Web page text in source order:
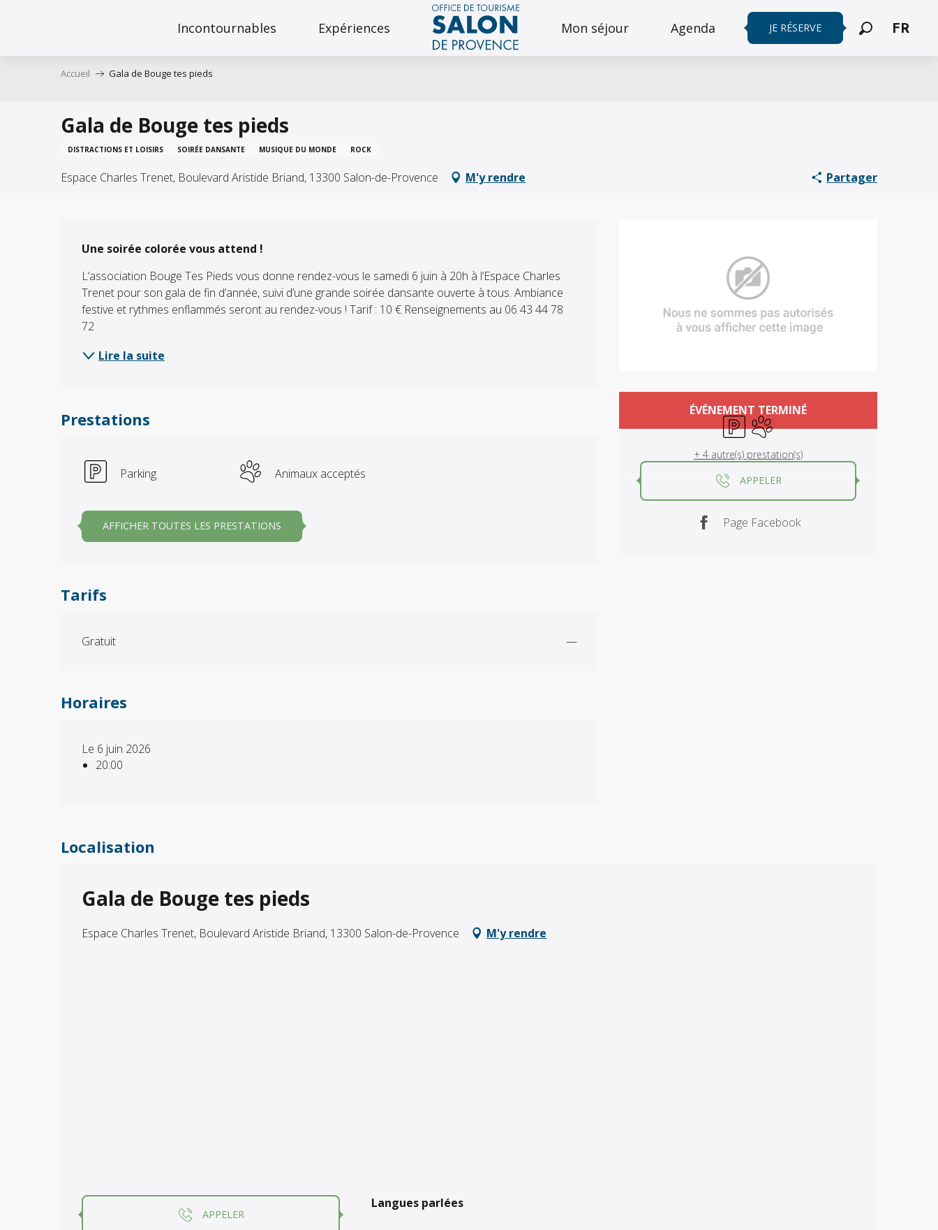
principal
Incontournables Expériences Mon séjour Agenda
Recherche
FR
JE RÉSERVE
Accueil Gala de Bouge tes pieds
Gala de Bouge tes pieds
DISTRACTIONS ET LOISIRS SOIRÉE DANSANTE MUSIQUE DU MONDE ROCK
Espace Charles Trenet, Boulevard Aristide Briand, 13300 Salon-de-Provence M'y rendre Partager
Ouverture et coordonnées
ÉVÉNEMENT TERMINÉ
ParkingAnimaux acceptés
+ 4 autre(s) prestation(s)
APPELER
Page Facebook
Une soirée colorée vous attend !
L’association Bouge Tes Pieds vous donne rendez-vous le samedi 6 juin à 20h à l’Espace Charles
Trenet pour son gala de fin d’année, suivi d’une grande soirée dansante ouverte à tous. Ambiance
festive et rythmes enflammés seront au rendez-vous ! Tarif : 10 € Renseignements au 06 43 44 78
72
Lire la suite
Prestations
Parking Animaux acceptés
AFFICHER TOUTES LES PRESTATIONS
Tarifs
Gratuit —
Horaires
Le 6 juin 2026
20:00
Localisation
Gala de Bouge tes pieds
Espace Charles Trenet, Boulevard Aristide Briand, 13300 Salon-de-Provence M'y rendre
APPELER
Langues parlées
Langues parlées